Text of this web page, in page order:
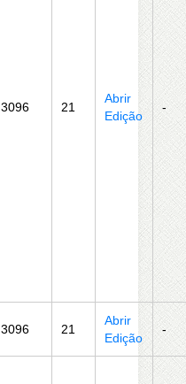
3096 21
Abrir
Edição
-
3096 21
Abrir
Edição
-